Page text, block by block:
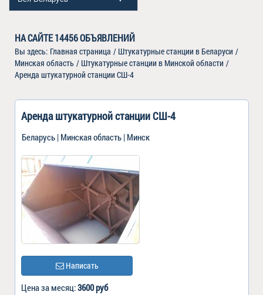
НА САЙТЕ14456ОБЪЯВЛЕНИЙ
Вы здесь: Главная страница / Штукатурные станции в Беларуси /
Минская область / Штукатурные станции в Минской области /
Аренда штукатурной станции СШ-4
Аренда штукатурной станции СШ-4
Беларусь | Минская область | Минск
Написать
Цена за месяц:3600 руб